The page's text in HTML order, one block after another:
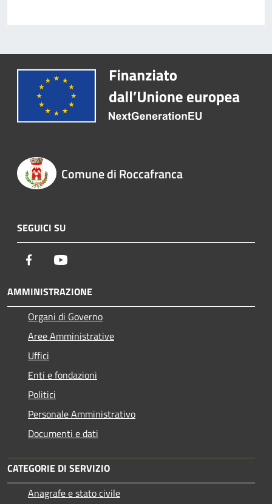
Comune di Roccafranca
SEGUICI SU
Facebook
AMMINISTRAZIONE
Organi di Governo
Aree Amministrative
Uffici
Enti e fondazioni
Politici
Personale Amministrativo
Documenti e dati
CATEGORIE DI SERVIZIO
Anagrafe e stato civile